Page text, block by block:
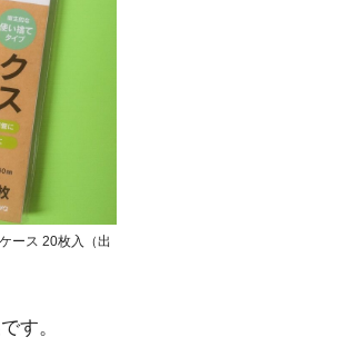
ース 20枚入（出
す。